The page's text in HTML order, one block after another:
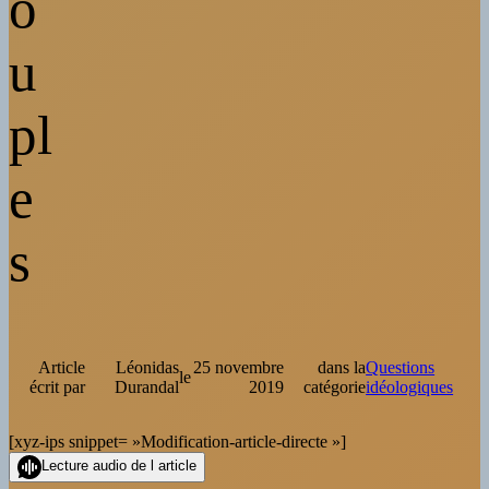
u
pl
e
s
Article
écrit par
Léonidas
Durandal
le
25 novembre
2019
dans la
catégorie
Questions
idéologiques
[xyz-ips snippet= »Modification-article-directe »]
Lecture audio de l article